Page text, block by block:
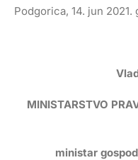
Podgorica, 14. jun 2021.
MINISTARSTVO
ministar